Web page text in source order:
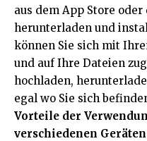
aus dem App Store
herunterladen und
können Sie sich mit
und auf Ihre Dateien
hochladen,
egal wo Sie sich
Vorteile der
verschiedenen Geräten